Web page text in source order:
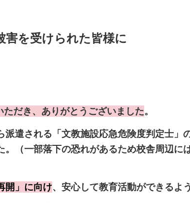
害を受けられた皆様に
だき、ありがとうございました。
遣される「文教施設応急危険度判定士」
。（一部落下の恐れがあるため校舎周辺に
開」に向け、安心して教育活動ができるよ